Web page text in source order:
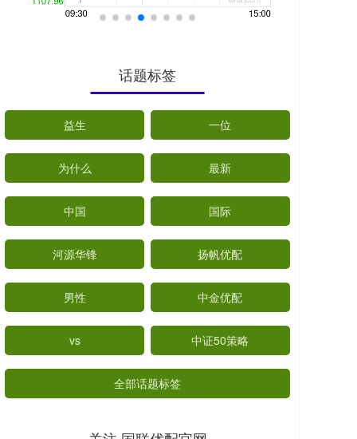
话题标签
益生 一位
为什么 最新
中国 国际
河源华锋 扬帆优配
男性 中金优配
vs 中证50策略
全部话题标签